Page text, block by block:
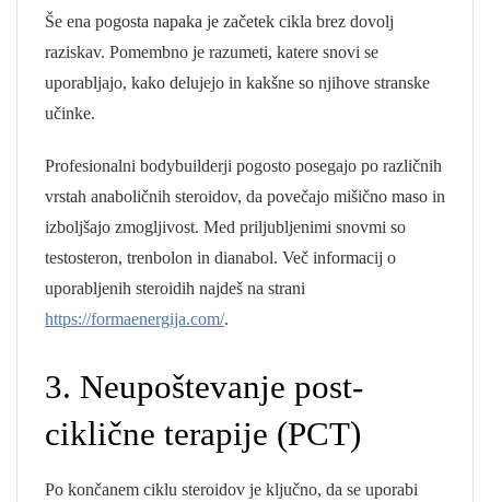
Še ena pogosta napaka je začetek cikla brez dovolj
raziskav. Pomembno je razumeti, katere snovi se
uporabljajo, kako delujejo in kakšne so njihove stranske
učinke.
Profesionalni bodybuilderji pogosto posegajo po različnih
vrstah anaboličnih steroidov, da povečajo mišično maso in
izboljšajo zmogljivost. Med priljubljenimi snovmi so
testosteron, trenbolon in dianabol. Več informacij o
uporabljenih steroidih najdeš na strani
https://formaenergija.com/.
3. Neupoštevanje post-
ciklične terapije (PCT)
Po končanem ciklu steroidov je ključno, da se uporabi